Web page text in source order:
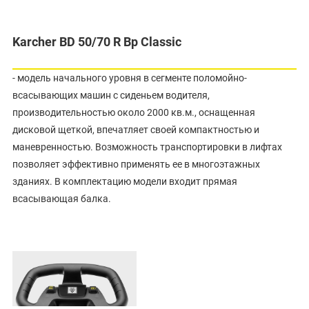
Karcher BD 50/70 R Bp Classic
- модель начального уровня в сегменте поломойно-
всасывающих машин с сиденьем водителя,
производительностью около 2000 кв.м., оснащенная
дисковой щеткой, впечатляет своей компактностью и
маневренностью. Возможность транспортировки в лифтах
позволяет эффективно применять ее в многоэтажных
зданиях. В комплектацию модели входит прямая
всасывающая балка.